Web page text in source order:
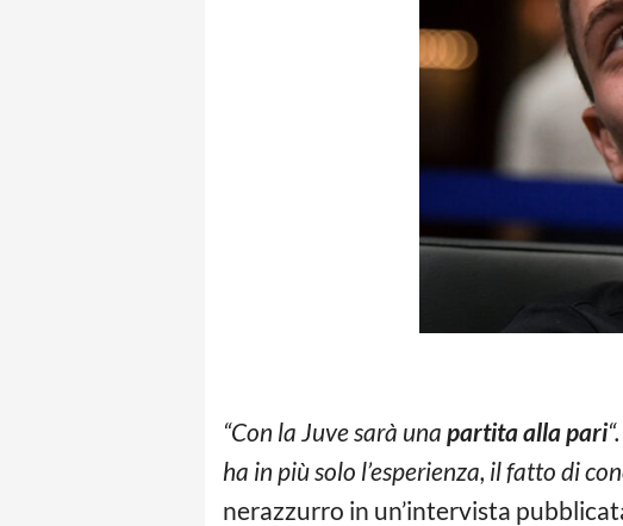
“Con la Juve sarà una partita alla pari“.
ha in più solo l’esperienza, il fatto di
nerazzurro in un’intervista